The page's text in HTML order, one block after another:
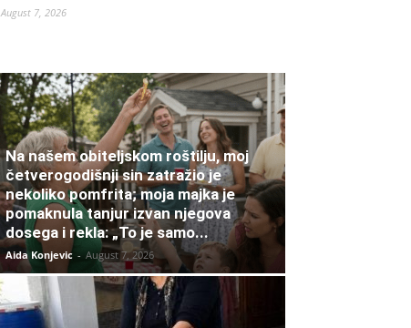
August 7, 2026
Na našem obiteljskom roštilju, moj
četverogodišnji sin zatražio je
nekoliko pomfrita; moja majka je
pomaknula tanjur izvan njegova
dosega i rekla: „To je samo...
Aida Konjevic - August 7, 2026